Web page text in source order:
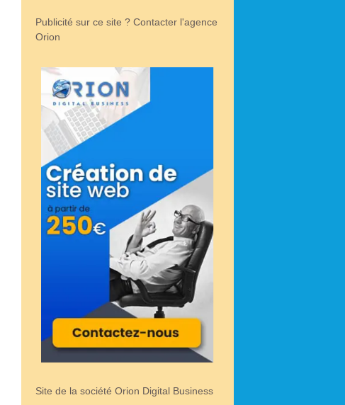
Publicité sur ce site ? Contacter l'agence
Orion
Site de la société Orion Digital Business